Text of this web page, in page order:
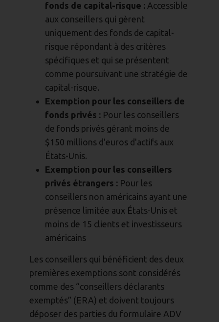
fonds de capital-risque : Accessible
aux conseillers qui gèrent
uniquement des fonds de capital-
risque répondant à des critères
spécifiques et qui se présentent
comme poursuivant une stratégie de
capital-risque.
Exemption pour les conseillers de
fonds privés : Pour les conseillers
de fonds privés gérant moins de
$150 millions d'euros d'actifs aux
États-Unis.
Exemption pour les conseillers
privés étrangers : Pour les
conseillers non américains ayant une
présence limitée aux États-Unis et
moins de 15 clients et investisseurs
américains
Les conseillers qui bénéficient des deux
premières exemptions sont considérés
comme des “conseillers déclarants
exemptés” (ERA) et doivent toujours
déposer des parties du formulaire ADV